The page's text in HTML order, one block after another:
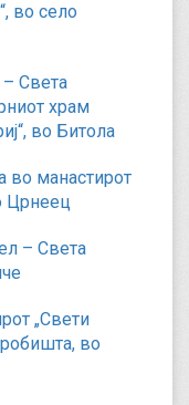
во село
Света
храм
во Битола
во манастирот
Црнеец
– Света
„Свети
во